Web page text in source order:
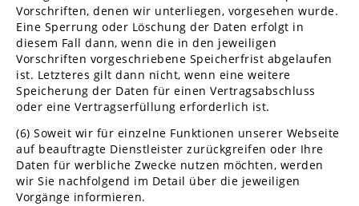
Vorschriften, denen wir unterliegen, vorgesehen wurde.
Eine Sperrung oder Löschung der Daten erfolgt in
diesem Fall dann, wenn die in den jeweiligen
Vorschriften vorgeschriebene Speicherfrist abgelaufen
ist. Letzteres gilt dann nicht, wenn eine weitere
Speicherung der Daten für einen Vertragsabschluss
oder eine Vertragserfüllung erforderlich ist.
(6) Soweit wir für einzelne Funktionen unserer Webseite
auf beauftragte Dienstleister zurückgreifen oder Ihre
Daten für werbliche Zwecke nutzen möchten, werden
wir Sie nachfolgend im Detail über die jeweiligen
Vorgänge informieren.